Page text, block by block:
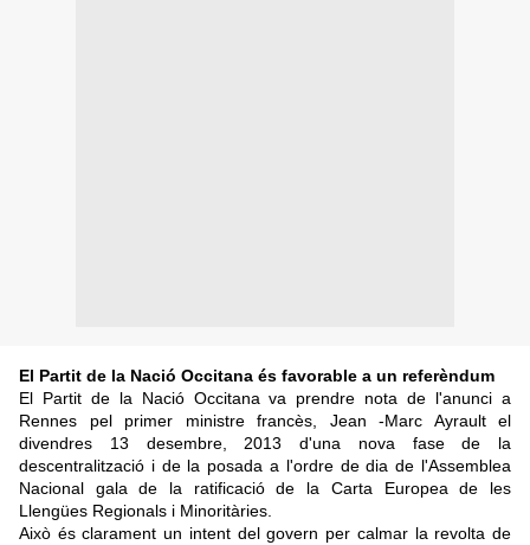
El Partit de la Nació Occitana és favorable a un referèndum
El Partit de la Nació Occitana va prendre nota de l'anunci a
Rennes pel primer ministre francès, Jean -Marc Ayrault el
divendres 13 desembre, 2013 d'una nova fase de la
descentralització i de la posada a l'ordre de dia de l'Assemblea
Nacional gala de la ratificació de la Carta Europea de les
Llengües Regionals i Minoritàries.
Això és clarament un intent del govern per calmar la revolta de